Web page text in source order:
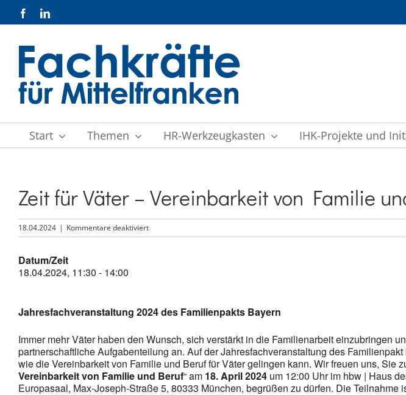
Inhalt
FacebookLinkedIn
Start Themen HR-Werkzeugkasten IHK-Projekte und
Zeit für Väter – Vereinbarkeit von Familie
18.04.2024 | Kommentare deaktiviertfür
Zeit
und
Datum/Zeit
18.04.2024, 11:30 - 14:00
Jahresfachveranstaltung 2024 des Familienpakts Bayern
Immer mehr Väter haben den Wunsch, sich verstärkt in die Familienarbeit einzubringen
partnerschaftliche Aufgabenteilung an. Auf der Jahresfachveranstaltung des
wie die Vereinbarkeit von Familie und Beruf für Väter gelingen kann. Wir freuen uns, Sie
Vereinbarkeit von Familie und Beruf“ am 18. April 2024 um 12:00 Uhr im hbw | Haus
Europasaal, Max-Joseph-Straße 5, 80333 München, begrüßen zu dürfen. Die Teilnahme